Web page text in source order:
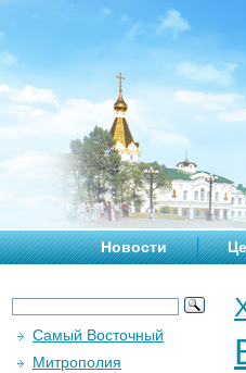
Новости
Самый Восточный
Митрополия